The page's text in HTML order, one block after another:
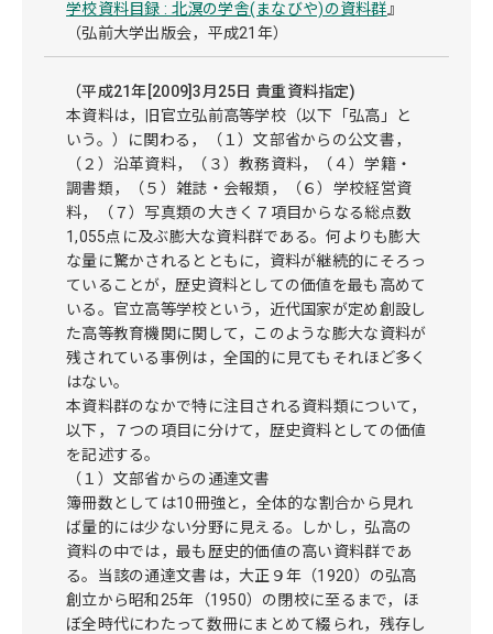
学校資料目録 : 北溟の学舎(まなびや)の資料群 』
（弘前大学出版会，平成21年）
（平成21年[2009]3月25日 貴重資料指定)
本資料は，旧官立弘前高等学校（以下「弘高」と
いう。）に関わる，（１）文部省からの公文書，
（２）沿革資料，（３）教務資料，（４）学籍・
調書類，（５）雑誌・会報類，（６）学校経営資
料，（７）写真類の大きく７項目からなる総点数
1,055点に及ぶ膨大な資料群である。何よりも膨大
な量に驚かされるとともに，資料が継続的にそろっ
ていることが，歴史資料としての価値を最も高めて
いる。官立高等学校という，近代国家が定め創設し
た高等教育機関に関して，このような膨大な資料が
残されている事例は，全国的に見てもそれほど多く
はない。
本資料群のなかで特に注目される資料類について，
以下，７つの項目に分けて，歴史資料としての価値
を記述する。
（１）文部省からの通達文書
簿冊数としては10冊強と，全体的な割合から見れ
ば量的には少ない分野に見える。しかし，弘高の
資料の中では，最も歴史的価値の高い資料群であ
る。当該の通達文書は，大正９年（1920）の弘高
創立から昭和25年（1950）の閉校に至るまで，ほ
ぼ全時代にわたって数冊にまとめて綴られ，残存し